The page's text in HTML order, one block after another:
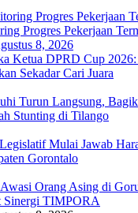
Progres Pekerjaan
8, 2026
Ketua DPRD Cup
Sekadar Cari Juara
Turun Langsung,
Stunting di Tilango
Mulai Jawab
Gorontalo
Orang Asing di
Sinergi TIMPORA